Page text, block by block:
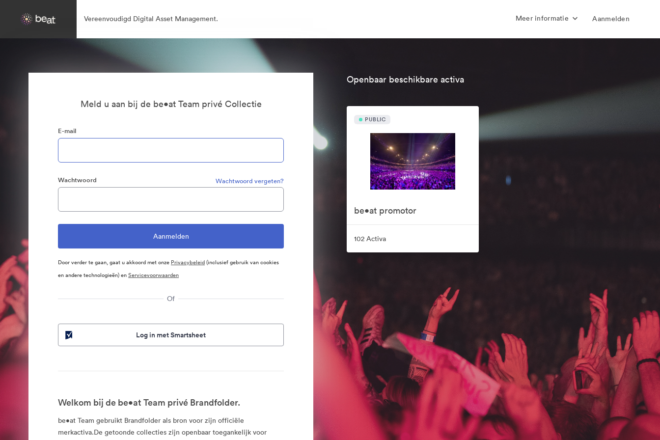
Vereenvoudigd Digital Asset Management. Meer informatie Aanmelden
Meld u aan bij de be•at Team privé Collectie
E-mail
Wachtwoord Wachtwoord vergeten?
Door verder te gaan, gaat u akkoord met onze Privacybeleid(inclusief gebruik van cookies
en andere technologieën) enServicevoorwaarden
Of
Log in met Smartsheet
Welkom bij de be•at Team privé Brandfolder.
be•at Team gebruikt Brandfolder als bron voor zijn officiële
merkactiva.De getoonde collecties zijn openbaar toegankelijk voor
Openbaar beschikbare activa
PUBLIC
be•at promotor
102 Activa